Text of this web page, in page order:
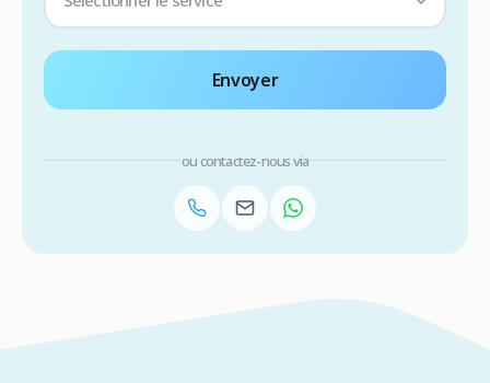
Envoyer
ou contactez-nous via